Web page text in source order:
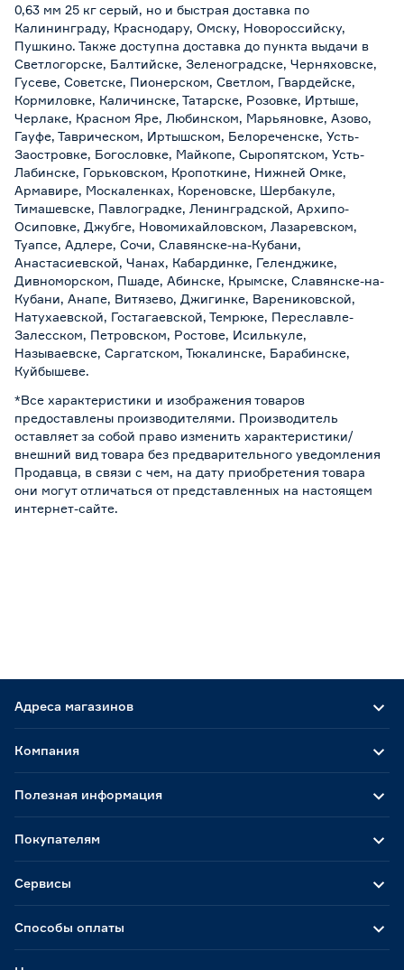
0,63 мм 25 кг серый, но и быстрая доставка по
Калининграду, Краснодару, Омску, Новороссийску,
Пушкино. Также доступна доставка до пункта выдачи в
Светлогорске, Балтийске, Зеленоградске, Черняховске,
Гусеве, Советске, Пионерском, Светлом, Гвардейске,
Кормиловке, Каличинске, Татарске, Розовке, Иртыше,
Черлаке, Красном Яре, Любинском, Марьяновке, Азово,
Гауфе, Таврическом, Иртышском, Белореченске, Усть-
Заостровке, Богословке, Майкопе, Сыропятском, Усть-
Лабинске, Горьковском, Кропоткине, Нижней Омке,
Армавире, Москаленках, Кореновске, Шербакуле,
Тимашевске, Павлоградке, Ленинградской, Архипо-
Осиповке, Джубге, Новомихайловском, Лазаревском,
Туапсе, Адлере, Сочи, Славянске-на-Кубани,
Анастасиевской, Чанах, Кабардинке, Геленджике,
Дивноморском, Пшаде, Абинске, Крымске, Славянске-на-
Кубани, Анапе, Витязево, Джигинке, Варениковской,
Натухаевской, Гостагаевской, Темрюке, Переславле-
Залесском, Петровском, Ростове, Исилькуле,
Называевске, Саргатском, Тюкалинске, Барабинске,
Куйбышеве.
*Все характеристики и изображения товаров
предоставлены производителями. Производитель
оставляет за собой право изменить характеристики/
внешний вид товара без предварительного уведомления
Продавца, в связи с чем, на дату приобретения товара
они могут отличаться от представленных на настоящем
интернет-сайте.
Адреса магазинов
Способы оплаты
Компания
Полезная информация
Покупателям
Сервисы